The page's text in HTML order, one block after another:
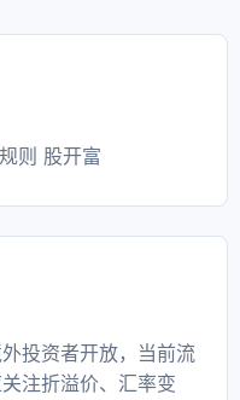
则 股开富
投资者开放，当前流
注折溢价、汇率变